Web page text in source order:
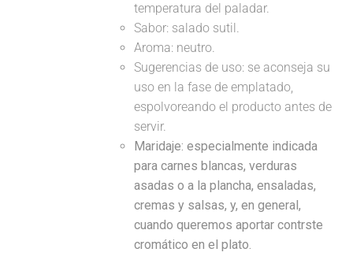
temperatura del paladar.
Sabor: salado sutil.
Aroma: neutro.
Sugerencias de uso: se aconseja su
uso en la fase de emplatado,
espolvoreando el producto antes de
servir.
Maridaje: especialmente indicada
para carnes blancas, verduras
asadas o a la plancha, ensaladas,
cremas y salsas, y, en general,
cuando queremos aportar contrste
cromático en el plato.